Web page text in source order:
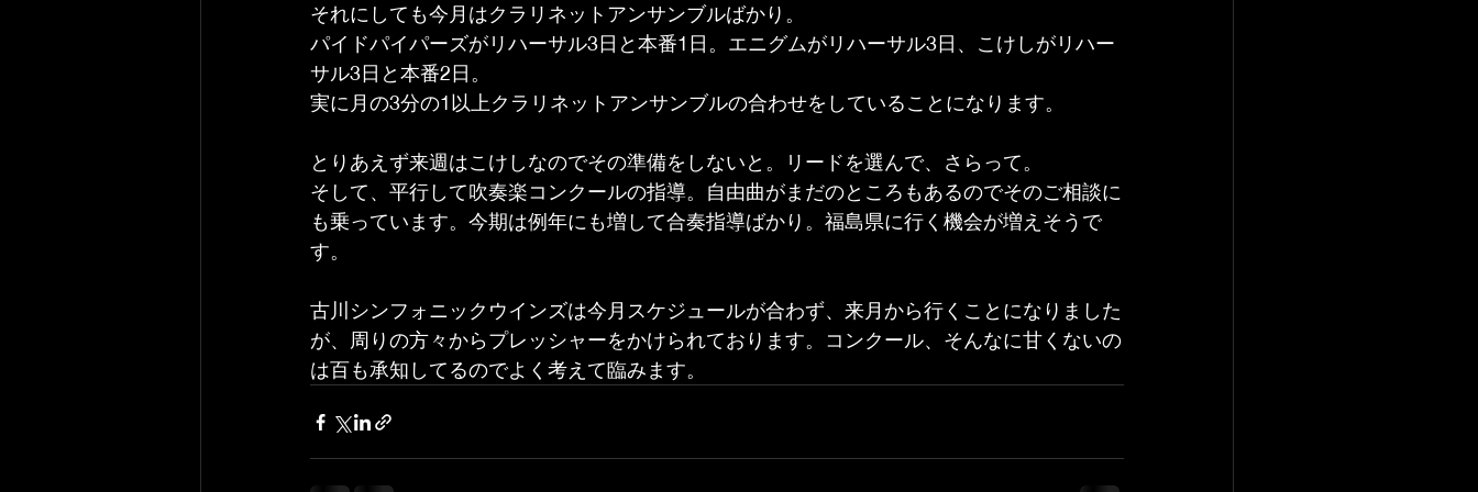
それにしても今月はクラリネットアンサンブルばかり。
パイドパイパーズがリハーサル3日と本番1日。エニグムがリハーサル3日、こけしがリハー
サル3日と本番2日。
実に月の3分の1以上クラリネットアンサンブルの合わせをしていることになります。
とりあえず来週はこけしなのでその準備をしないと。リードを選んで、さらって。
そして、平行して吹奏楽コンクールの指導。自由曲がまだのところもあるのでそのご相談に
も乗っています。今期は例年にも増して合奏指導ばかり。福島県に行く機会が増えそうで
す。
古川シンフォニックウインズは今月スケジュールが合わず、来月から行くことになりました
が、周りの方々からプレッシャーをかけられております。コンクール、そんなに甘くないの
は百も承知してるのでよく考えて臨みます。